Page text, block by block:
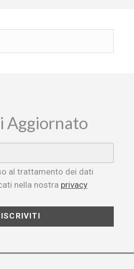
Aggiornato
al trattamento dei dati
nella nostra privacy
ISCRIVITI